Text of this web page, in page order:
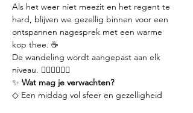
Als het weer niet meezit en het regent te
hard, blijven we gezellig binnen voor een
ontspannen nagesprek met een warme
kop thee. ☕️
De wandeling wordt aangepast aan elk
niveau. 🚶‍♀️🚶‍♀️🚶‍♀️
✨ Wat mag je verwachten?
◇ Een middag vol sfeer en gezelligheid